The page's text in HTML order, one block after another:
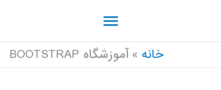
فهرست
اصلی
خانه آموزشگاه BOOTSTRAP